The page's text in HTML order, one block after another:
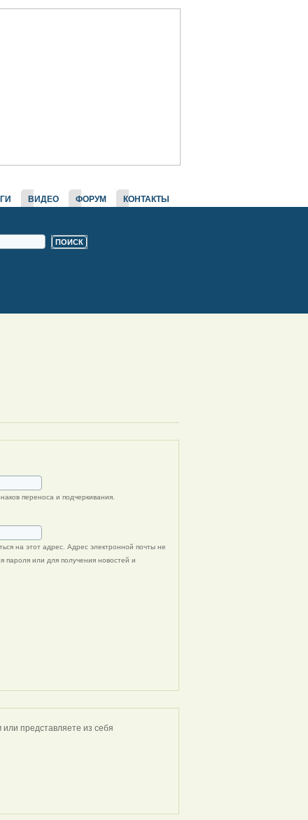
ВИДЕО ФОРУМ КОНТАКТЫ
переноса и подчеркивания.
на этот адрес. Адрес электронной почты не
пароля или для получения новостей и